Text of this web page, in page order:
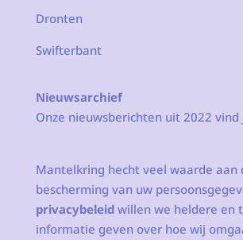
Dronten
Swifterbant
Nieuwsarchief
Onze nieuwsberichten uit 2022 vind
Mantelkring hecht veel waarde aan
bescherming van uw
privacybeleidwillen we heldere en
informatie geven over hoe wij